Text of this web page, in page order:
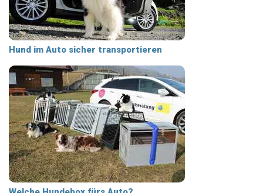
Hund im Auto sicher transportieren